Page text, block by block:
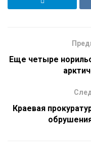
Еще четыре
Краевая